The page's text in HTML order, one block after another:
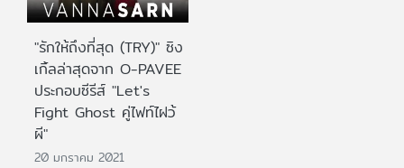
"รักให้ถึงที่สุด (TRY)" ซิง
เกิ้ลล่าสุดจาก O-PAVEE
ประกอบซีรีส์ "Let's
Fight Ghost คู่ไฟท์ไฝว้
ผี"
20 มกราคม 2021